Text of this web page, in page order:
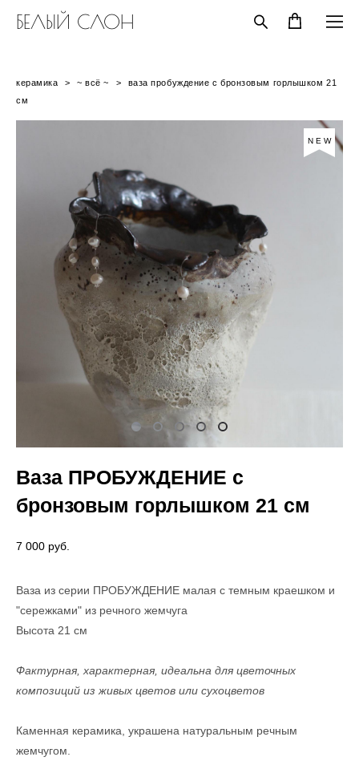
БЕЛЫЙ СЛОН
керамика > ~ всё ~ >
ваза пробуждение с бронзовым горлышком 21
см
NEW
Ваза ПРОБУЖДЕНИЕ с
бронзовым горлышком 21 см
7 000 pуб.
Ваза из серии ПРОБУЖДЕНИЕ малая с темным краешком и
"сережками" из речного жемчуга
Высота 21 см
Фактурная, характерная, идеальна для цветочных
композиций из живых цветов или сухоцветов
Каменная керамика, украшена натуральным речным
жемчугом.